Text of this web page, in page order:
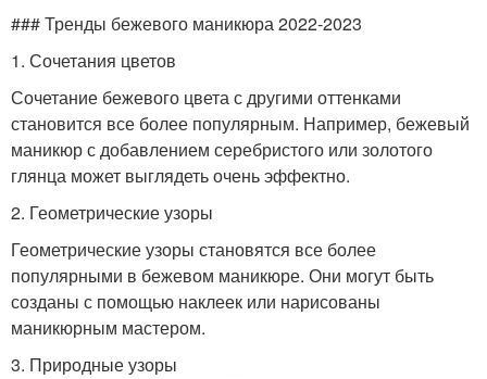
### Тренды бежевого маникюра 2022-2023
1. Сочетания цветов
Сочетание бежевого цвета с другими оттенками
становится все более популярным. Например, бежевый
маникюр с добавлением серебристого или золотого
глянца может выглядеть очень эффектно.
2. Геометрические узоры
Геометрические узоры становятся все более
популярными в бежевом маникюре. Они могут быть
созданы с помощью наклеек или нарисованы
маникюрным мастером.
3. Природные узоры